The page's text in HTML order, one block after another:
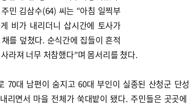
민 김삼수(64) 씨는 “아침 일찍부
비가 내리더니 삽시간에 토사가
를 덮쳤다. 순식간에 집들이 흔적
라져 너무 처참했다”며 몸서리를 쳤다.
70대 남편이 숨지고 60대 부인이 실종된 산청군 단
리면서 마을 전체가 쑥대밭이 됐다. 주민들은 곳곳